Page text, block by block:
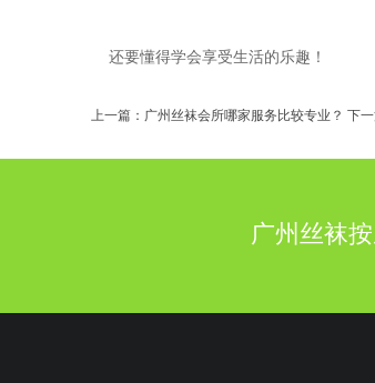
还要懂得学会享受生活的乐趣！
上一篇： 广州丝袜会所哪家服务比较专业？ 下一
广州丝袜